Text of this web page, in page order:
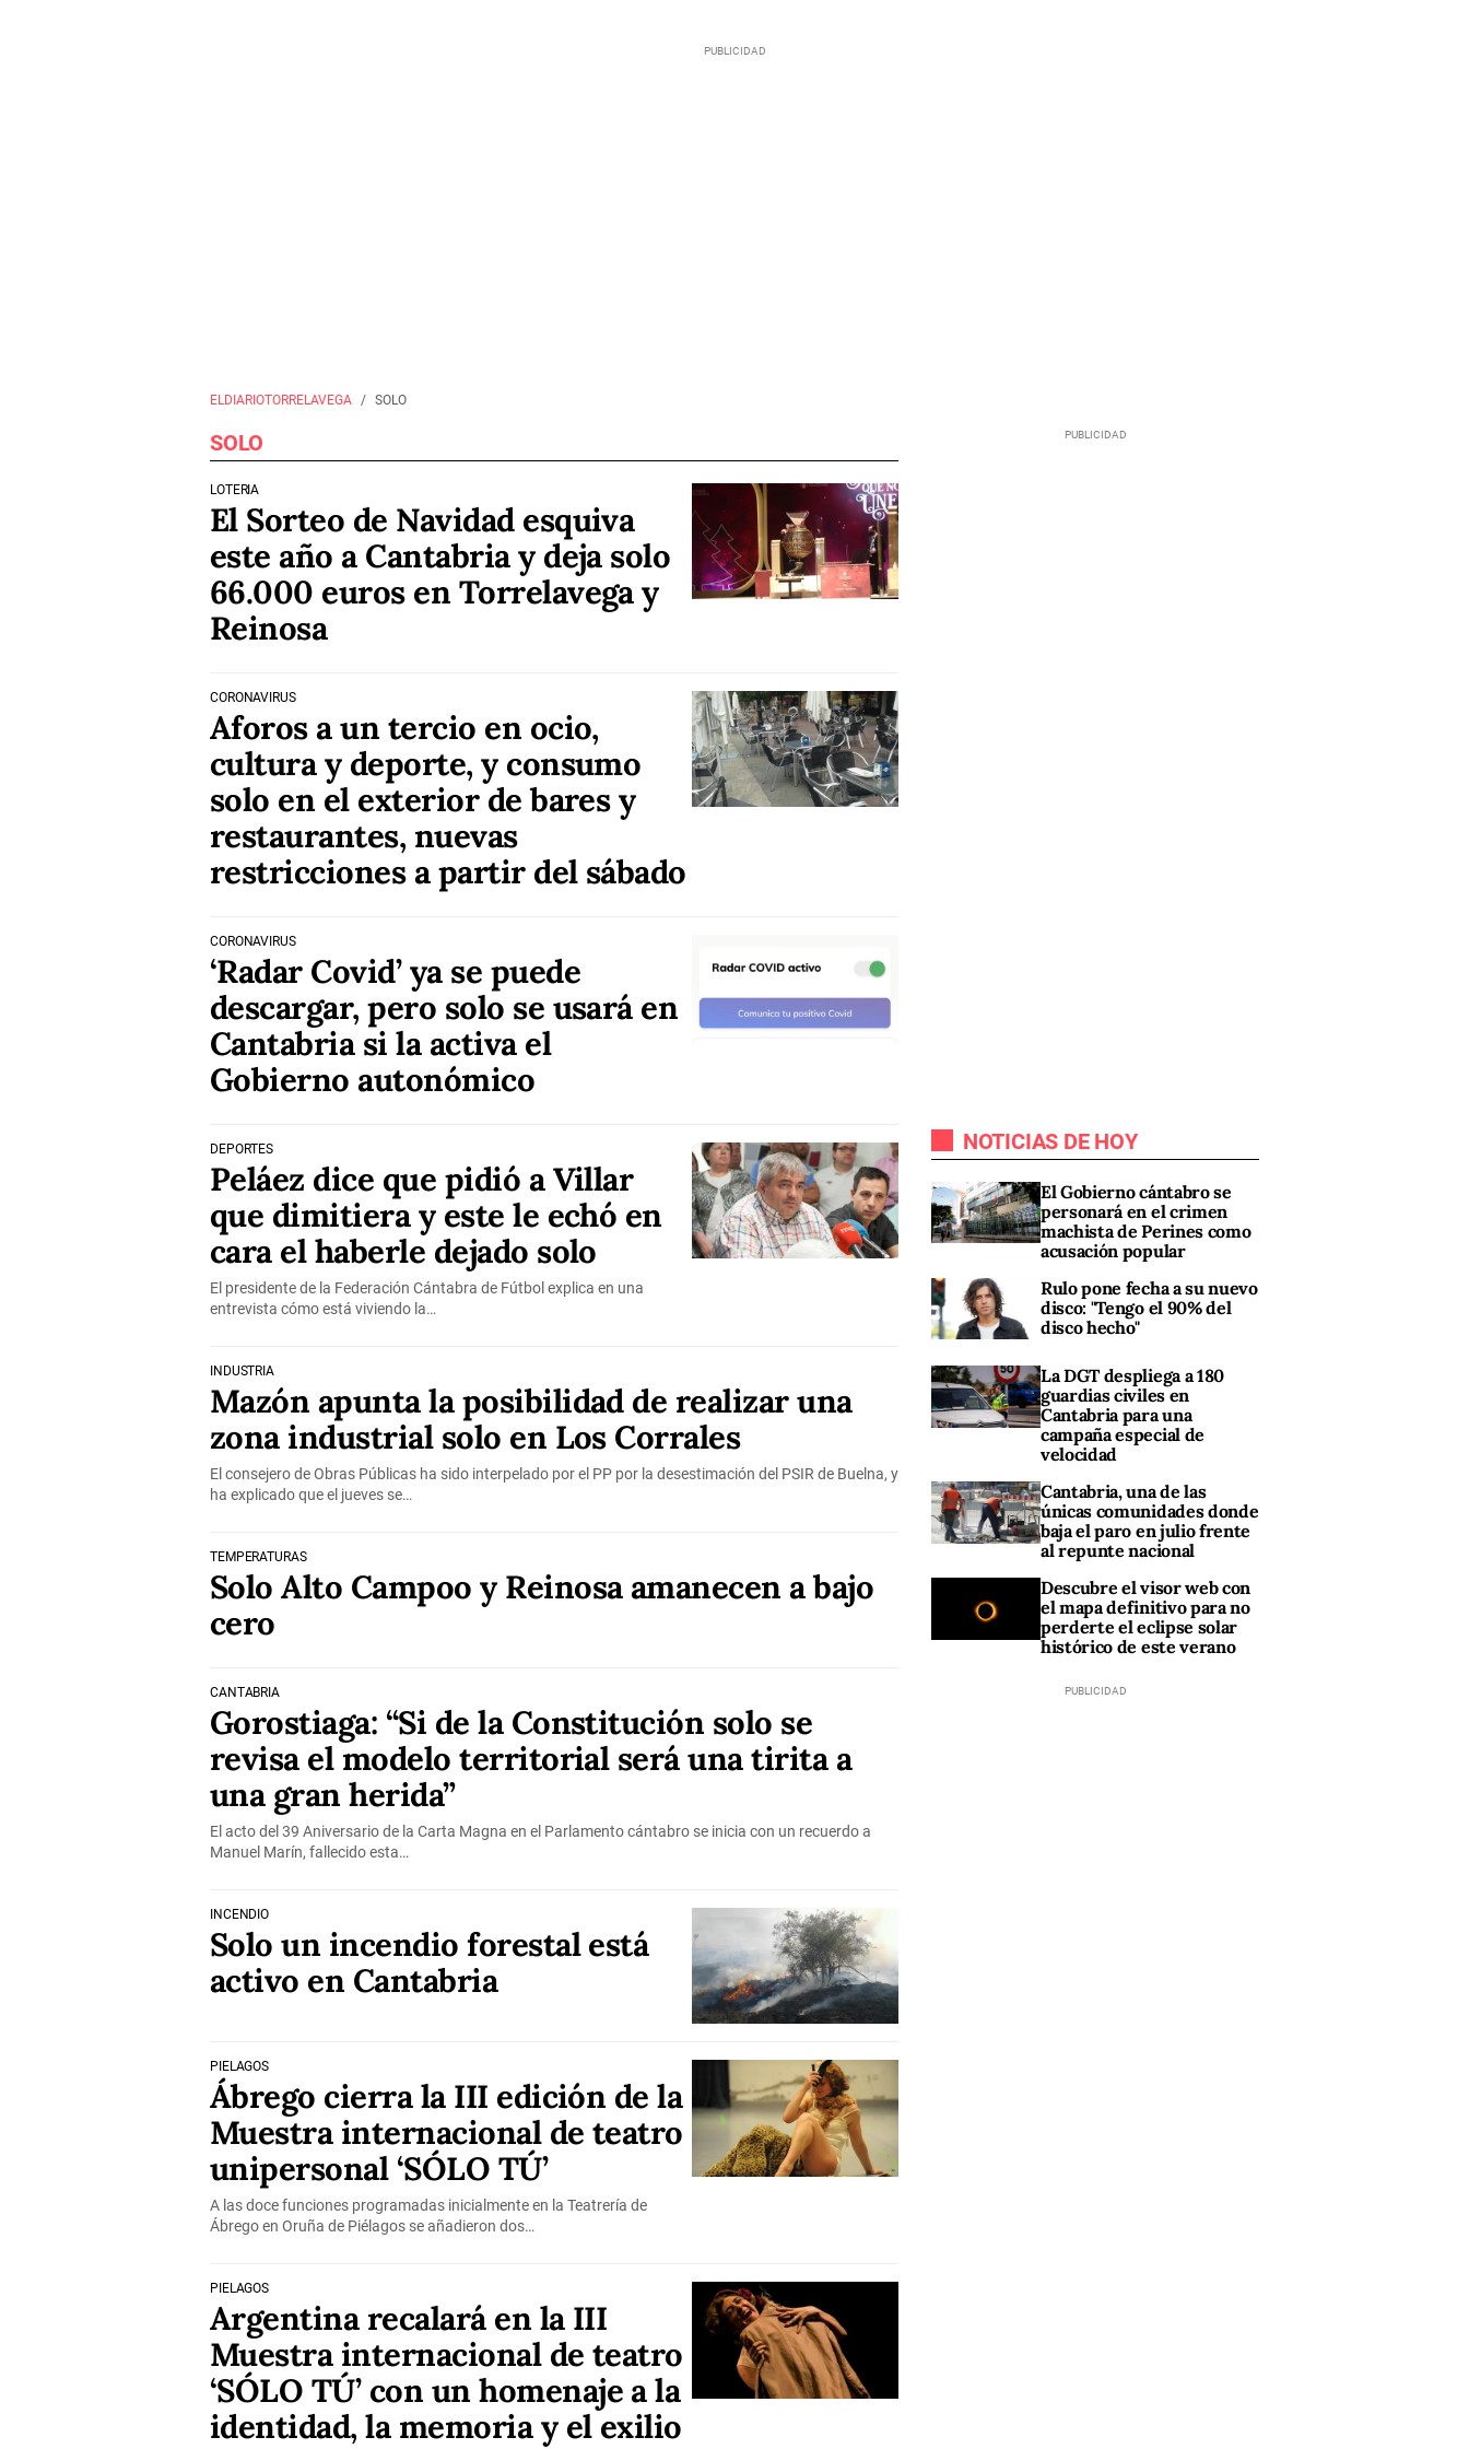
ELDIARIOTORRELAVEGA SOLO
SOLO
LOTERÍA
El Sorteo de Navidad esquiva
este año a Cantabria y deja solo
66.000 euros en Torrelavega y
Reinosa
CORONAVIRUS
Aforos a un tercio en ocio,
cultura y deporte, y consumo
solo en el exterior de bares y
restaurantes, nuevas
restricciones a partir del sábado
CORONAVIRUS
‘Radar Covid’ ya se puede
descargar, pero solo se usará en
Cantabria si la activa el
Gobierno autonómico
DEPORTES
Peláez dice que pidió a Villar
que dimitiera y este le echó en
cara el haberle dejado solo
El presidente de la Federación Cántabra de Fútbol explica en una
entrevista cómo está viviendo la…
INDUSTRIA
Mazón apunta la posibilidad de realizar una
zona industrial solo en Los Corrales
El consejero de Obras Públicas ha sido interpelado por el PP por la desestimación del PSIR de Buelna, y
ha explicado que el jueves se…
TEMPERATURAS
Solo Alto Campoo y Reinosa amanecen a bajo
cero
CANTABRIA
Gorostiaga: “Si de la Constitución solo se
revisa el modelo territorial será una tirita a
una gran herida”
El acto del 39 Aniversario de la Carta Magna en el Parlamento cántabro se inicia con un recuerdo a
Manuel Marín, fallecido esta…
INCENDIO
Solo un incendio forestal está
activo en Cantabria
PIÉLAGOS
Ábrego cierra la III edición de la
Muestra internacional de teatro
unipersonal ‘SÓLO TÚ’
A las doce funciones programadas inicialmente en la Teatrería de
Ábrego en Oruña de Piélagos se añadieron dos…
PIÉLAGOS
Argentina recalará en la III
Muestra internacional de teatro
‘SÓLO TÚ’ con un homenaje a la
identidad, la memoria y el exilio
NOTICIAS DE HOY
El Gobierno cántabro se
personará en el crimen
machista de Perines como
acusación popular
Rulo pone fecha a su nuevo
disco: "Tengo el 90% del
disco hecho"
La DGT despliega a 180
guardias civiles en
Cantabria para una
campaña especial de
velocidad
Cantabria, una de las
únicas comunidades donde
baja el paro en julio frente
al repunte nacional
Descubre el visor web con
el mapa definitivo para no
perderte el eclipse solar
histórico de este verano